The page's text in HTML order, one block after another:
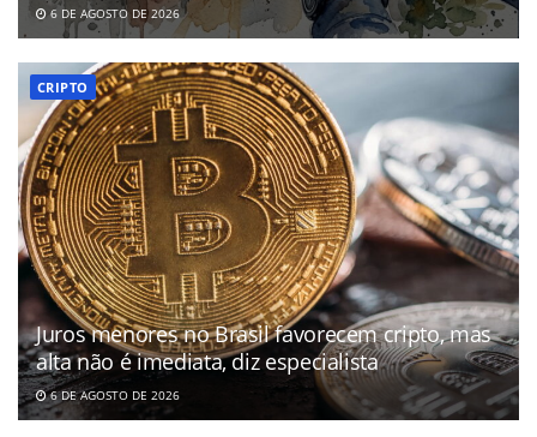
6 DE AGOSTO DE 2026
CRIPTO
Juros menores no Brasil favorecem cripto, mas
alta não é imediata, diz especialista
6 DE AGOSTO DE 2026